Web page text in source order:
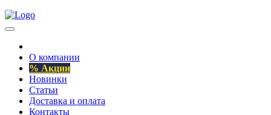
О компании
% Акции
Новинки
Статьи
Доставка и оплата
Контакты